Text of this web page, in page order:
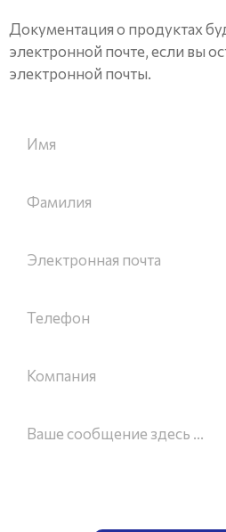
Документация о продуктах
электронной почте, если вы
электронной почты.